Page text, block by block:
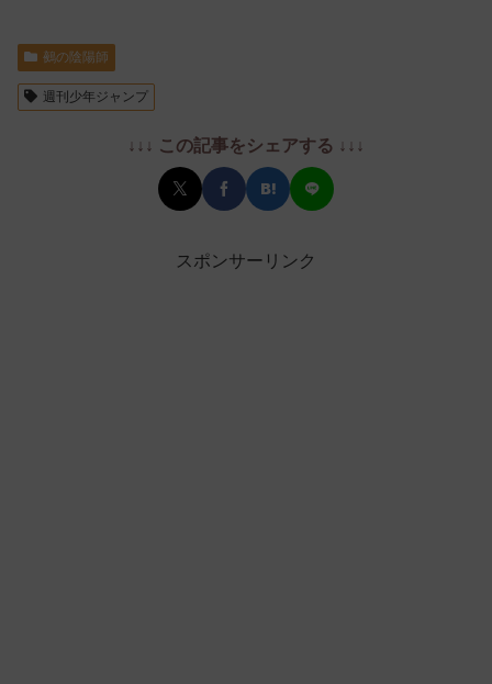
鵺の陰陽師
週刊少年ジャンプ
↓↓↓ この記事をシェアする ↓↓↓
スポンサーリンク